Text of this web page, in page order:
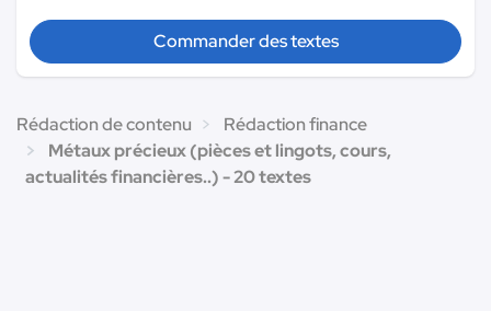
Commander des textes
Rédaction de contenu
Rédaction finance
Métaux précieux (pièces et lingots, cours,
actualités financières..) - 20 textes